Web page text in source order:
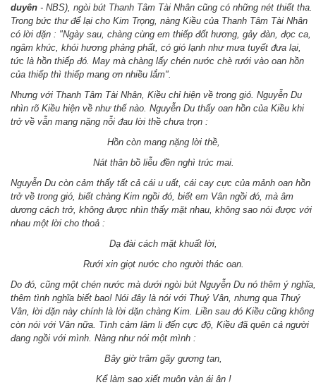
duyên - NBS), ngòi bút Thanh Tâm Tài Nhân cũng có những nét thiết tha.
Trong bức thư để lại cho Kim Trọng, nàng Kiều của Thanh Tâm Tài Nhân
có lời dặn : "Ngày sau, chàng cùng em thiếp đốt hương, gảy đàn, đọc ca,
ngâm khúc, khói hương phảng phất, có gió lạnh như mưa tuyết đưa lại,
tức là hồn thiếp đó. May mà chàng lấy chén nước chè rưới vào oan hồn
của thiếp thì thiếp mang ơn nhiều lắm".
Nhưng với Thanh Tâm Tài Nhân, Kiều chỉ hiện về trong gió. Nguyễn Du
nhìn rõ Kiều hiện về như thế nào. Nguyễn Du thấy oan hồn của Kiều khi
trở về vẫn mang nặng nỗi đau lời thề chưa trọn :
Hồn còn mang nặng lời thề,
Nát thân bồ liễu đền nghì trúc mai.
Nguyễn Du còn cảm thấy tất cả cái u uất, cái cay cực của mảnh oan hồn
trở về trong gió, biết chàng Kim ngồi đó, biết em Vân ngồi đó, mà âm
dương cách trở, không được nhìn thấy mặt nhau, không sao nói được với
nhau một lời cho thoả :
Dạ đài cách mặt khuất lời,
Rưới xin giọt nước cho người thác oan.
Do đó, cũng một chén nước mà dưới ngòi bút Nguyễn Du nó thêm ý nghĩa,
thêm tình nghĩa biết bao! Nói đây là nói với Thuý Vân, nhưng qua Thuý
Vân, lời dặn này chính là lời dặn chàng Kim. Liền sau đó Kiều cũng không
còn nói với Vân nữa. Tình cảm lâm li đến cực độ, Kiều đã quên cả người
đang ngồi với mình. Nàng như nói một mình :
Bây giờ trâm gãy gương tan,
Kể làm sao xiết muôn vàn ái ân !